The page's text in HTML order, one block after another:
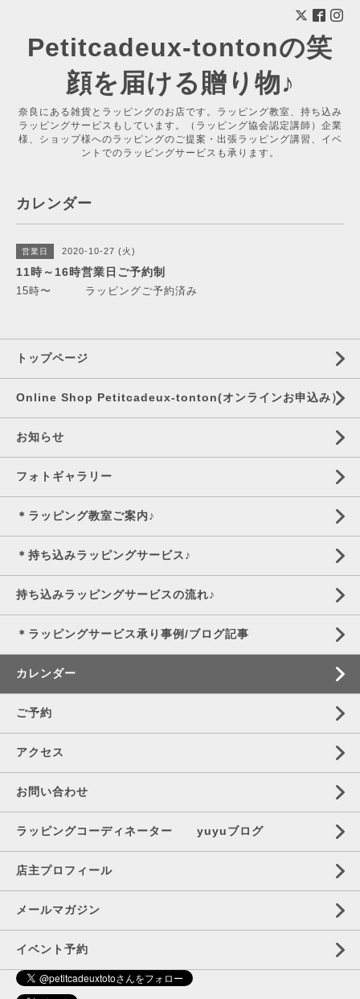
Petitcadeux-tontonの笑
顔を届ける贈り物♪
奈良にある雑貨とラッピングのお店です。ラッピング教室、持ち込み
ラッピングサービスもしています。（ラッピング協会認定講師）企業
様、ショップ様へのラッピングのご提案・出張ラッピング講習、イベ
ントでのラッピングサービスも承ります。
カレンダー
営業日 2020-10-27 (火)
11時～16時営業日ご予約制
15時〜 ラッピングご予約済み
トップページ
Online Shop Petitcadeux-tonton(オンラインお申込み）
お知らせ
フォトギャラリー
＊ラッピング教室ご案内♪
＊持ち込みラッピングサービス♪
持ち込みラッピングサービスの流れ♪
＊ラッピングサービス承り事例/ブログ記事
カレンダー
ご予約
アクセス
お問い合わせ
ラッピングコーディネーター yuyuブログ
店主プロフィール
メールマガジン
イベント予約